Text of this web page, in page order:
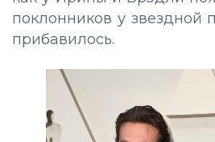
поклонников у звездной
прибавилось.